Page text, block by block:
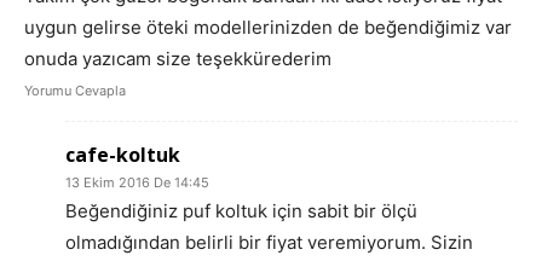
uygun gelirse öteki modellerinizden de beğendiğimiz var
onuda yazıcam size teşekkürederim
Yorumu Cevapla
cafe-koltuk
13 Ekim 2016 De 14:45
Beğendiğiniz puf koltuk için sabit bir ölçü
olmadığından belirli bir fiyat veremiyorum. Sizin